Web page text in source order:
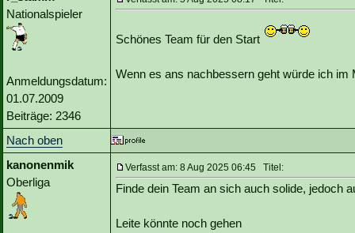
Nationalspieler
Anmeldungsdatum:
01.07.2009
Beiträge: 2346
Schönes Team für den Start
Wenn es ans nachbessern geht würde ich im
Nach oben
kanonenmik
Oberliga
Verfasst am: 8 Aug 2025 06:45 Titel:
Finde dein Team an sich auch solide, jedoch
Leite könnte noch gehen